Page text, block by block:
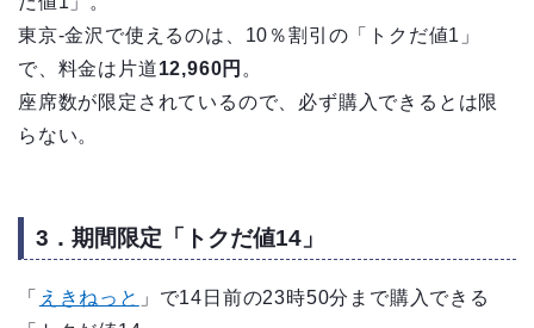
東京-金沢で使えるのは、10％割引の「トクだ値1」
で、料金は片道12,960円 。
座席数が限定されているので、必ず購入できるとは限
らない。
3．期間限定「トクだ値14」
「 えきねっと 」で14日前の23時50分まで購入できる